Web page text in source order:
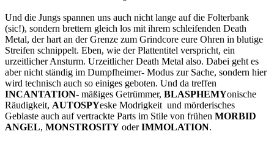
Und die Jungs spannen uns auch nicht lange auf die Folterbank
(sic!), sondern brettern gleich los mit ihrem schleifenden Death
Metal, der hart an der Grenze zum Grindcore eure Ohren in blutige
Streifen schnippelt. Eben, wie der Plattentitel verspricht, ein
urzeitlicher Ansturm. Urzeitlicher Death Metal also. Dabei geht es
aber nicht ständig im Dumpfheimer- Modus zur Sache, sondern hier
wird technisch auch so einiges geboten. Und da treffen
INCANTATION- mäßiges Getrümmer, BLASPHEMYonische
Räudigkeit, AUTOSPYeske Modrigkeit und mörderisches
Geblaste auch auf vertrackte Parts im Stile von frühen MORBID
ANGEL, MONSTROSITY oderIMMOLATION.